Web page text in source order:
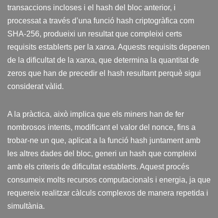
transaccions incloses i el hash del bloc anterior, i
processat a través d’una funció hash criptogràfica com
SHA-256, produeixi un resultat que compleixi certs
requisits establerts per la xarxa. Aquests requisits depenen
de la dificultat de la xarxa, que determina la quantitat de
zeros que han de precedir el hash resultant perquè sigui
considerat vàlid.
A la pràctica, això implica que els miners han de fer
nombrosos intents, modificant el valor del nonce, fins a
trobar-ne un que, aplicat a la funció hash juntament amb
les altres dades del bloc, generi un hash que compleixi
amb els criteris de dificultat establerts. Aquest procés
consumeix molts recursos computacionals i energia, ja que
requereix realitzar càlculs complexos de manera repetida i
simultània.